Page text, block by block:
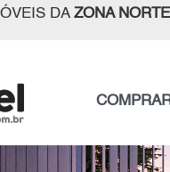
DA ZONA NORTE